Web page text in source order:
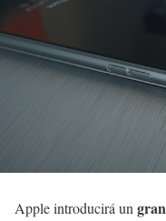
Apple introducirá un